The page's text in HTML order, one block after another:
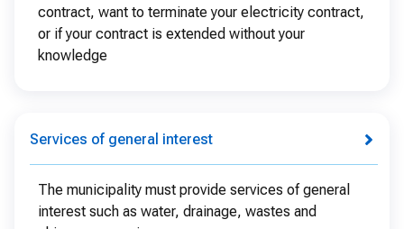
contract, want to terminate your electricity contract,
or if your contract is extended without your
knowledge
Services of general interest
The municipality must provide services of general
interest such as water, drainage, wastes and